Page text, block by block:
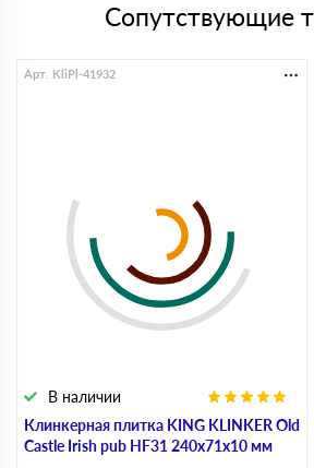
Сопутствующие
Клинкерная плитка KING KLINKER Old
Castle Irish pub HF31 240х71х10 мм
В наличии
Арт. KliPl-41932